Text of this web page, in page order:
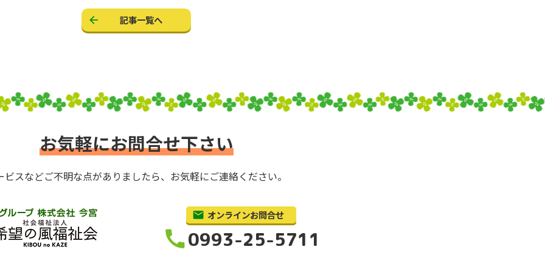
記事一覧へ
お気軽にお問合せ下さい
ビスなどご不明な点がありましたら、お気軽にご連絡ください。
オンラインお問合せ
call0993-25-5711